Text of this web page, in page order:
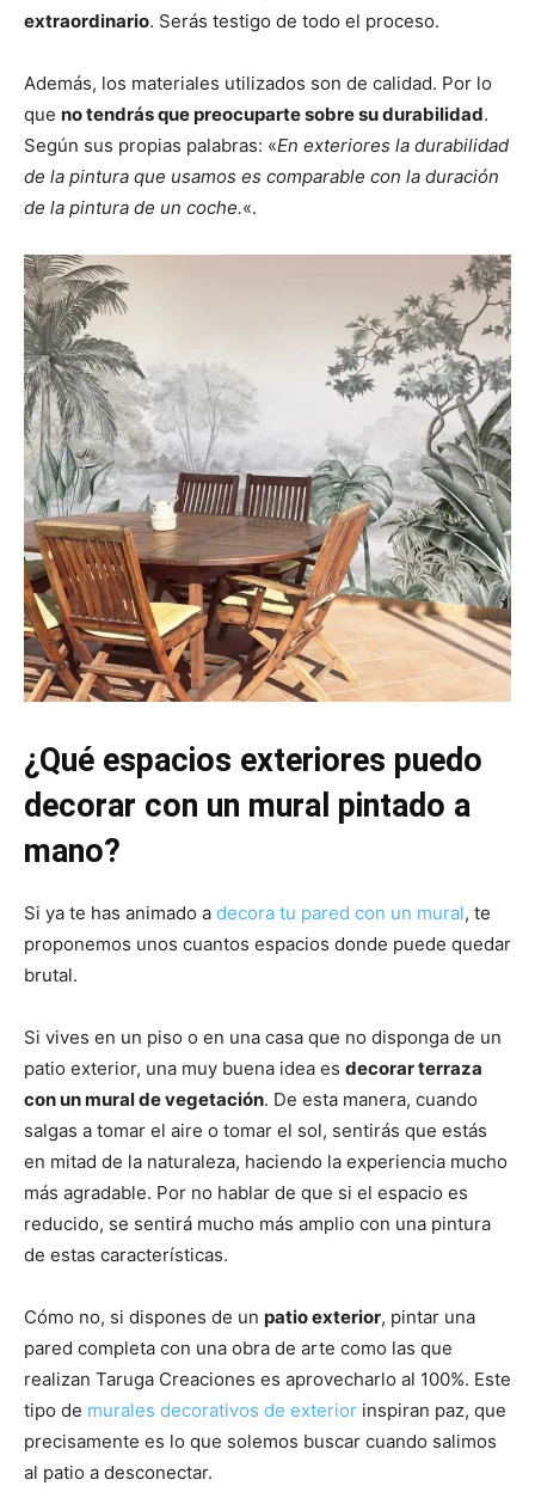
extraordinario. Serás testigo de todo el proceso.
Además, los materiales utilizados son de calidad. Por lo
que no tendrás que preocuparte sobre su durabilidad.
Según sus propias palabras: «En exteriores la durabilidad
de la pintura que usamos es comparable con la duración
de la pintura de un coche.«.
¿Qué espacios exteriores puedo
decorar con un mural pintado a
mano?
Si ya te has animado a decora tu pared con un mural, te
proponemos unos cuantos espacios donde puede quedar
brutal.
Si vives en un piso o en una casa que no disponga de un
patio exterior, una muy buena idea es decorar terraza
con un mural de vegetación. De esta manera, cuando
salgas a tomar el aire o tomar el sol, sentirás que estás
en mitad de la naturaleza, haciendo la experiencia mucho
más agradable. Por no hablar de que si el espacio es
reducido, se sentirá mucho más amplio con una pintura
de estas características.
Cómo no, si dispones de un patio exterior, pintar una
pared completa con una obra de arte como las que
realizan Taruga Creaciones es aprovecharlo al 100%. Este
tipo de murales decorativos de exterior inspiran paz, que
precisamente es lo que solemos buscar cuando salimos
al patio a desconectar.